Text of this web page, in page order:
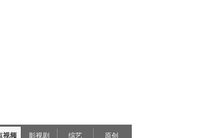
视频 影视剧 综艺 原创